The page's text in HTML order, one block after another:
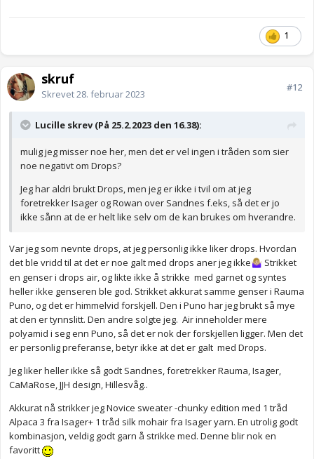
1
skruf
Skrevet28. februar 2023
#12
Lucille skrev (På 25.2.2023 den 16.38):
mulig jeg misser noe her, men det er vel ingen i tråden som sier
noe negativt om Drops?
Jeg har aldri brukt Drops, men jeg er ikke i tvil om at jeg
foretrekker Isager og Rowan over Sandnes f.eks, så det er jo
ikke sånn at de er helt like selv om de kan brukes om hverandre.
Var jeg som nevnte drops, at jeg personlig ikke liker drops. Hvordan
det ble vridd til at det er noe galt med drops aner jeg ikke🤷🏼‍♀️ Strikket
en genser i drops air, og likte ikke å strikke med garnet og syntes
heller ikke genseren ble god. Strikket akkurat samme genser i Rauma
Puno, og det er himmelvid forskjell. Den i Puno har jeg brukt så mye
at den er tynnslitt. Den andre solgte jeg. Air inneholder mere
polyamid i seg enn Puno, så det er nok der forskjellen ligger. Men det
er personlig preferanse, betyr ikke at det er galt med Drops.
Jeg liker heller ikke så godt Sandnes, foretrekker Rauma, Isager,
CaMaRose, JJH design, Hillesvåg..
Akkurat nå strikker jeg Novice sweater -chunky edition med 1 tråd
Alpaca 3 fra Isager+ 1 tråd silk mohair fra Isager yarn. En utrolig godt
kombinasjon, veldig godt garn å strikke med. Denne blir nok en
favoritt